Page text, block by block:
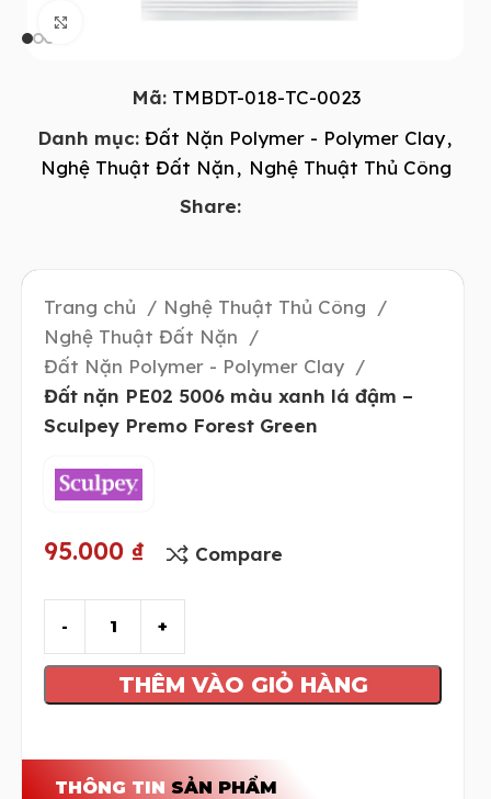
Click to enlarge
Mã: TMBDT-018-TC-0023
Danh mục: Đất Nặn Polymer - Polymer Clay,
Nghệ Thuật Đất Nặn, Nghệ Thuật Thủ Công
Share:
Trang chủ
Nghệ Thuật Thủ Công
Nghệ Thuật Đất Nặn
Đất Nặn Polymer - Polymer Clay
Đất nặn PE02 5006 màu xanh lá đậm –
Sculpey Premo Forest Green
95.000 ₫ Compare
THÊM VÀO GIỎ HÀNG
THÔNG TIN SẢN PHẨM